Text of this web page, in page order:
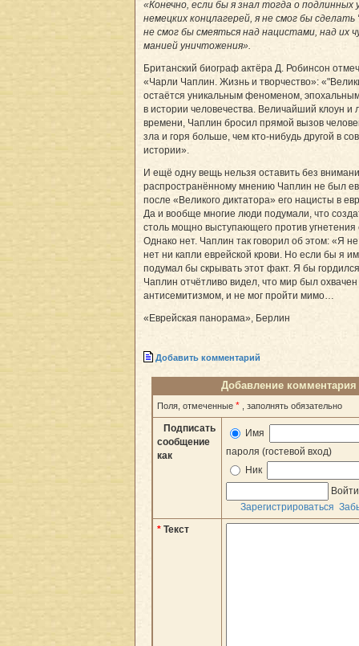
«Конечно, если бы я знал тогда о подлинных
немецких концлагерей, я не смог бы
не смог бы смеяться над нацистами, над их
манией уничтожения».
Британский биограф актёра Д. Робинсон
«Чарли Чаплин. Жизнь и творчество»:
остаётся уникальным феноменом,
в истории человечества. Величайший клоун и
времени, Чаплин бросил прямой вызов
зла и горя больше, чем кто-нибудь другой в
истории».
И ещё одну вещь нельзя оставить без
распространённому мнению Чаплин не был
после «Великого диктатора» его нацисты в
Да и вообще многие люди подумали, что
столь мощно выступающего против угнетения
Однако нет. Чаплин так говорил об этом: «Я
нет ни капли еврейской крови. Но если бы я
подумал бы скрывать этот факт. Я бы
Чаплин отчётливо видел, что мир был
антисемитизмом, и не мог пройти мимо…
«Еврейская панорама», Берлин
Добавить комментарий
Добавление комментария
Поля, отмеченные * , заполнять обязательно
Подписать
сообщение
как
Имя
пароля (гостевой вход)
Ник
Зарегистрироваться
* Текст